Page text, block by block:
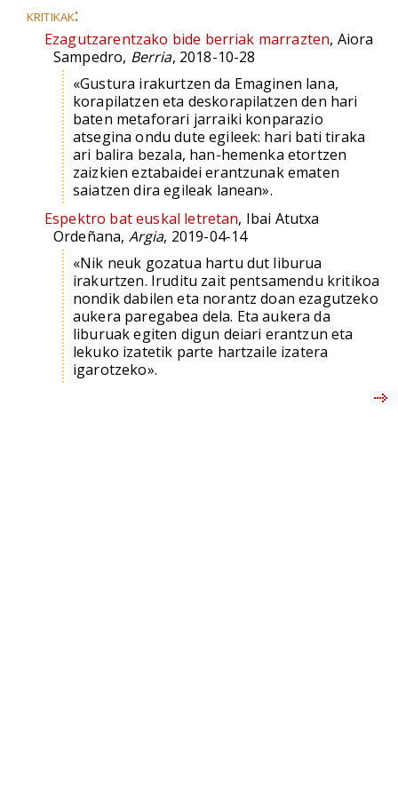
kritikak:
Ezagutzarentzako bide berriak marrazten, Aiora
Sampedro, Berria, 2018-10-28
«Gustura irakurtzen da Emaginen lana,
korapilatzen eta deskorapilatzen den hari
baten metaforari jarraiki konparazio
atsegina ondu dute egileek: hari bati tiraka
ari balira bezala, han-hemenka etortzen
zaizkien eztabaidei erantzunak ematen
saiatzen dira egileak lanean».
Espektro bat euskal letretan, Ibai Atutxa
Ordeñana, Argia, 2019-04-14
«Nik neuk gozatua hartu dut liburua
irakurtzen. Iruditu zait pentsamendu kritikoa
nondik dabilen eta norantz doan ezagutzeko
aukera paregabea dela. Eta aukera da
liburuak egiten digun deiari erantzun eta
lekuko izatetik parte hartzaile izatera
igarotzeko».